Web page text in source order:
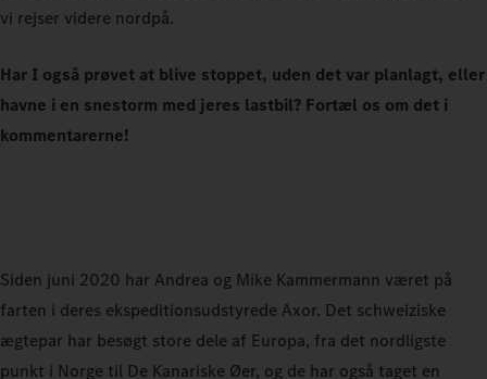
vi rejser videre nordpå.
Har I også prøvet at blive stoppet, uden det var planlagt, eller
havne i en snestorm med jeres lastbil? Fortæl os om det i
kommentarerne!
Siden juni 2020 har Andrea og Mike Kammermann været på
farten i deres ekspeditionsudstyrede Axor. Det schweiziske
ægtepar har besøgt store dele af Europa, fra det nordligste
punkt i Norge til De Kanariske Øer, og de har også taget en